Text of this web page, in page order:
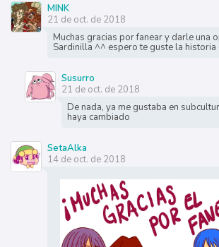
MINK
21 de oct. de 2018
Muchas gracias por fanear y darle una
Sardinilla ^^ espero te guste la historia
Susurro
21 de oct. de 2018
De nada, ya me gustaba en
haya cambiado
SetaAlka
14 de oct. de 2018